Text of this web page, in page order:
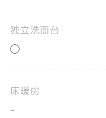
独立洗面台
◯
床暖房
-